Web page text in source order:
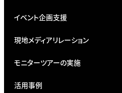
イベント企画支援
現地メディアリレーション
モニターツアーの実施
活用事例